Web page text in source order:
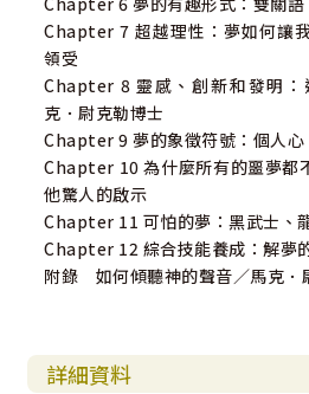
Chapter 7 超越理性：夢如何讓
領受
Chapter 8 靈感、創新和發明
克．尉克勒博士
Chapter 9 夢的象徵符號：個人心
Chapter 10 為什麼所有的噩夢都
他驚人的啟示
Chapter 11 可怕的夢：黑武士、
Chapter 12 綜合技能養成：解夢
附錄 如何傾聽神的聲音／馬克．
詳細資料